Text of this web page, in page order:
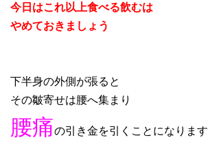
今日はこれ以上食べる飲むは
やめておきましょう
下半身の外側が張ると
その皺寄せは腰へ集まり
腰痛の引き金を引くことになります